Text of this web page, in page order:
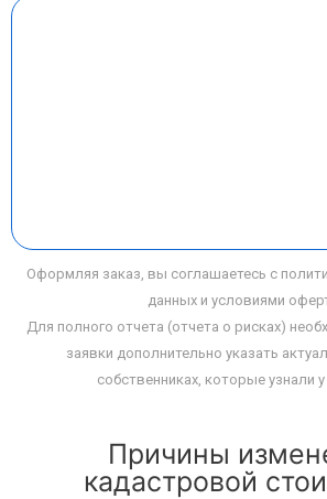
Оформляя заказ, вы соглашаетесь с
данных и условиями
Для полного отчета (отчета о рисках)
заявки дополнительно указать
собственниках, которые узнали
Причины
кадастровой